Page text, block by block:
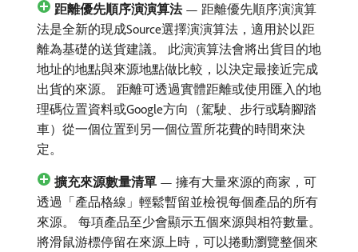
距離優先順序演演算法— 距離優先順序演演算
法是全新的現成Source選擇演演算法，適用於以距
離為基礎的送貨建議。 此演演算法會將出貨目的地
地址的地點與來源地點做比較，以決定最接近完成
出貨的來源。 距離可透過實體距離或使用匯入的地
理碼位置資料或Google方向（駕駛、步行或騎腳踏
車）從一個位置到另一個位置所花費的時間來決
定。
擴充來源數量清單 — 擁有大量來源的商家，可
透過「產品格線」輕鬆暫留並檢視每個產品的所有
來源。 每項產品至少會顯示五個來源與相符數量。
將滑鼠游標停留在來源上時，可以捲動瀏覽整個來